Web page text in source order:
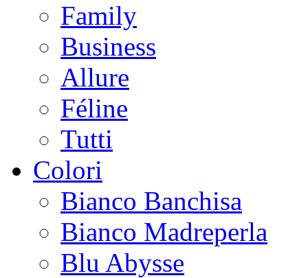
Family
Business
Allure
Féline
Tutti
Colori
Bianco Banchisa
Bianco Madreperla
Blu Abysse